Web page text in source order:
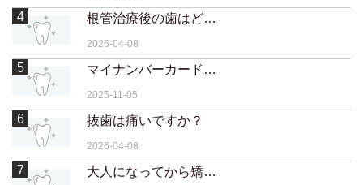
4 根管治療後の歯はどのくらい持ちますか？
2026-04-08
5 マイナンバーカードの保険証でも取り扱えますか？
2025-11-05
6 抜歯は痛いですか？
2026-04-08
7 大人になってから矯正するメリットは？